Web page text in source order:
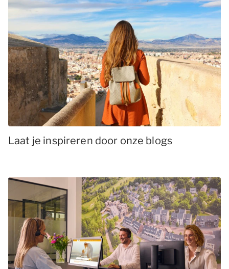
Laat je inspireren door onze blogs